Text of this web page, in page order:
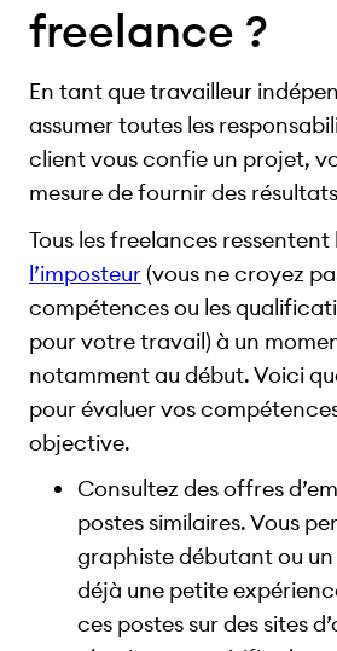
freelance ?
En tant que travailleur
assumer toutes les
client vous confie un projet,
mesure de fournir des
Tous les freelances ressentent
l’imposteur(vous ne croyez
compétences ou les
pour votre travail) à un
notamment au début. Voici
pour évaluer vos
objective.
Consultez des offres
postes similaires. Vous
graphiste débutant ou
déjà une petite
ces postes sur des sites